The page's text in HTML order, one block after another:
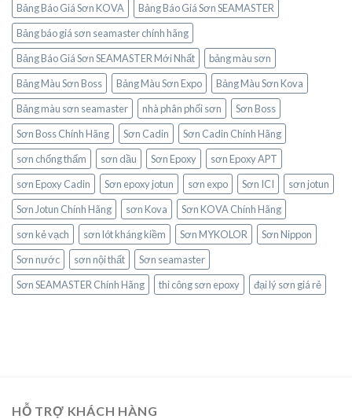
Bảng Báo Giá Sơn KOVA
Bảng Báo Giá Sơn SEAMASTER
Bảng báo giá sơn seamaster chính hãng
Bảng Báo Giá Sơn SEAMASTER Mới Nhất
bảng màu sơn
Bảng Màu Sơn Boss
Bảng Màu Sơn Expo
Bảng Màu Sơn Kova
Bảng màu sơn seamaster
nhà phân phối sơn
Sơn Boss
Sơn Boss Chính Hãng
Sơn Cadin
Sơn Cadin Chính Hãng
sơn chống thấm
sơn dầu Sơn Epoxy
sơn Epoxy APT
sơn Epoxy Cadin
Sơn epoxy jotun sơn expo Sơn ICI
sơn jotun
Sơn Jotun Chính Hãng
sơn Kova
Sơn KOVA Chính Hãng
sơn kẻ vạch
sơn lót kháng kiềm Sơn MYKOLOR
Sơn Nippon
Sơn nước
sơn nội thất
Sơn seamaster
Sơn SEAMASTER Chính Hãng
thi công sơn epoxy đại lý sơn giá rẻ
HỖ TRỢ KHÁCH HÀNG